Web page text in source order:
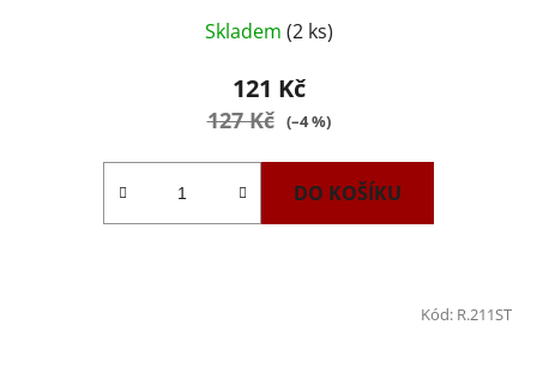
Skladem (2 ks)
121 Kč
127 Kč (–4 %)
DO KOŠÍKU
Kód: R.211ST